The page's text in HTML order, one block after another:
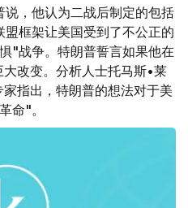
，他认为二战后制定的包括
盟框架让美国受到了不公正的
"战争。特朗普誓言如果他在
改变。分析人士托马斯•莱
指出，特朗普的想法对于美
命"。